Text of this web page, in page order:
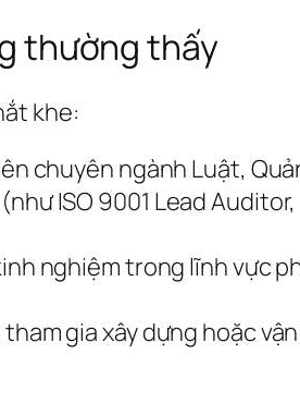
thường thấy
khe:
chuyên ngành Luật,
ISO 9001 Lead
nghiệm trong lĩnh vực
gia xây dựng hoặc